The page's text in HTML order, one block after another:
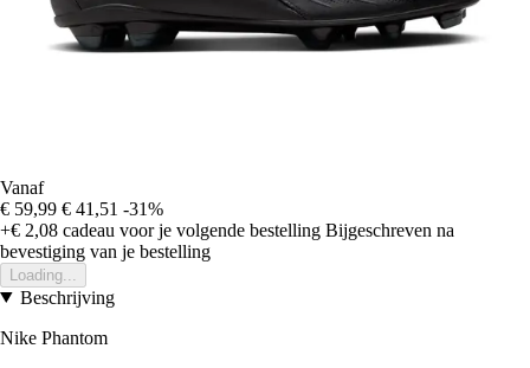
Vanaf
€ 59,99 € 41,51 -31%
+€ 2,08 cadeau voor je volgende bestelling Bijgeschreven na
bevestiging van je bestelling
Loading...
Beschrijving
Nike Phantom